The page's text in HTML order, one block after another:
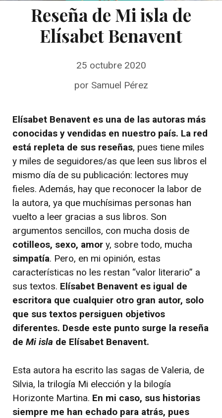
Reseña de Mi isla de
Elísabet Benavent
25 octubre 2020
por Samuel Pérez
Elísabet Benavent es una de las autoras más
conocidas y vendidas en nuestro país. La red
está repleta de sus reseñas, pues tiene miles
y miles de seguidores/as que leen sus libros el
mismo día de su publicación: lectores muy
fieles. Además, hay que reconocer la labor de
la autora, ya que muchísimas personas han
vuelto a leer gracias a sus libros. Son
argumentos sencillos, con mucha dosis de
cotilleos, sexo, amor y, sobre todo, mucha
simpatía. Pero, en mi opinión, estas
características no les restan “valor literario” a
sus textos. Elísabet Benavent es igual de
escritora que cualquier otro gran autor, solo
que sus textos persiguen objetivos
diferentes. Desde este punto surge la reseña
de Mi isla de Elísabet Benavent.
Esta autora ha escrito las sagas de Valeria, de
Silvia, la trilogía Mi elección y la bilogía
Horizonte Martina. En mi caso, sus historias
siempre me han echado para atrás, pues